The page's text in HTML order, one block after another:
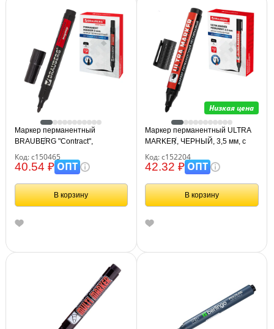
Маркер перманентный
BRAUBERG "Contract",
мм, 150465
Код: с150465
40.54 ₽ОПТ
В корзину
Низкая цена
Маркер перманентный ULTRA
MARKER, ЧЕРНЫЙ, 3,5 мм, с
Код: с152204
42.32 ₽ОПТ
В корзину